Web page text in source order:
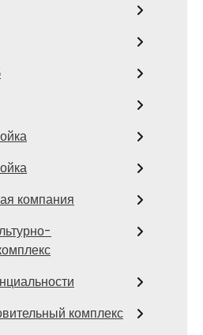
компания
комплекс